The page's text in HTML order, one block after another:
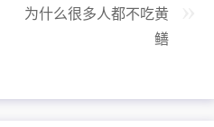
为什么很多人都不吃黄
鳝